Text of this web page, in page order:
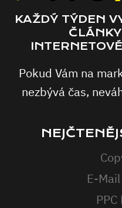
KAŽDÝ TÝDEN
Pokud Vám na
nezbývá čas,
E-